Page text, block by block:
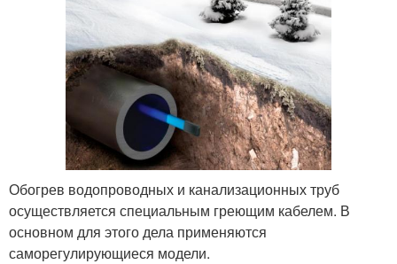
Обогрев водопроводных и канализационных труб
осуществляется специальным греющим кабелем. В
основном для этого дела применяются
саморегулирующиеся модели.